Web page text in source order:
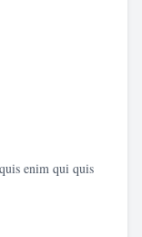
enim qui quis